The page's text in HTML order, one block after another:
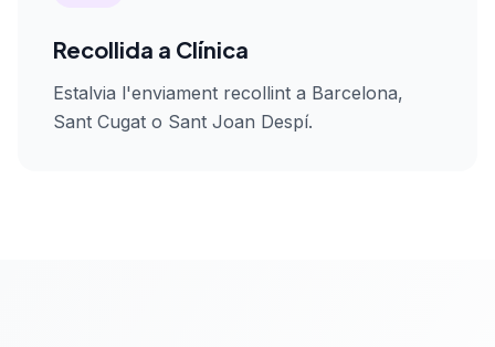
Recollida a Clínica
Estalvia l'enviament recollint a Barcelona,
Sant Cugat o Sant Joan Despí.